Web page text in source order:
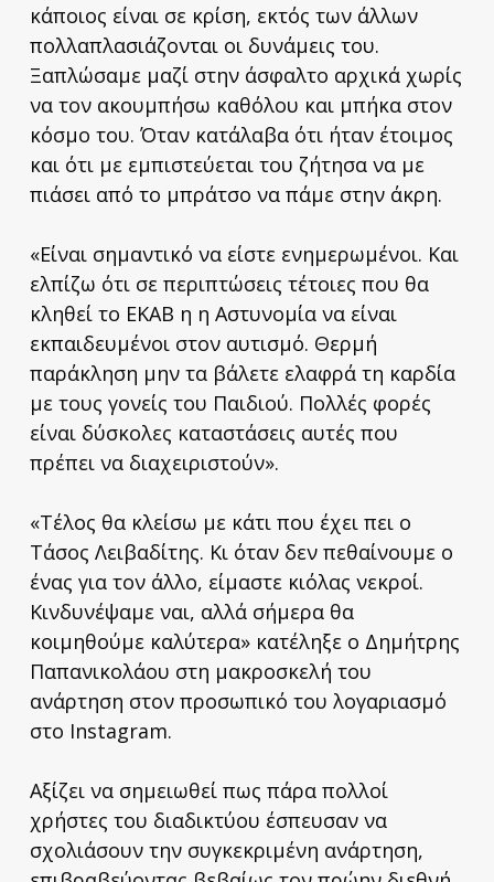
κάποιος είναι σε κρίση, εκτός των άλλων
πολλαπλασιάζονται οι δυνάμεις του.
Ξαπλώσαμε μαζί στην άσφαλτο αρχικά χωρίς
να τον ακουμπήσω καθόλου και μπήκα στον
κόσμο του. Όταν κατάλαβα ότι ήταν έτοιμος
και ότι με εμπιστεύεται του ζήτησα να με
πιάσει από το μπράτσο να πάμε στην άκρη.
«Είναι σημαντικό να είστε ενημερωμένοι. Και
ελπίζω ότι σε περιπτώσεις τέτοιες που θα
κληθεί το ΕΚΑΒ η η Αστυνομία να είναι
εκπαιδευμένοι στον αυτισμό. Θερμή
παράκληση μην τα βάλετε ελαφρά τη καρδία
με τους γονείς του Παιδιού. Πολλές φορές
είναι δύσκολες καταστάσεις αυτές που
πρέπει να διαχειριστούν».
«Τέλος θα κλείσω με κάτι που έχει πει ο
Τάσος Λειβαδίτης. Κι όταν δεν πεθαίνουμε ο
ένας για τον άλλο, είμαστε κιόλας νεκροί.
Κινδυνέψαμε ναι, αλλά σήμερα θα
κοιμηθούμε καλύτερα» κατέληξε ο Δημήτρης
Παπανικολάου στη μακροσκελή του
ανάρτηση στον προσωπικό του λογαριασμό
στο Instagram.
Αξίζει να σημειωθεί πως πάρα πολλοί
χρήστες του διαδικτύου έσπευσαν να
σχολιάσουν την συγκεκριμένη ανάρτηση,